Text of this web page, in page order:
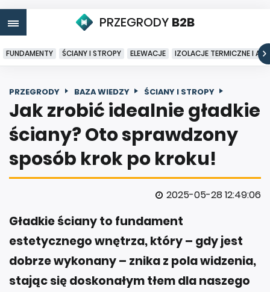
PRZEGRODY B2B
FUNDAMENTY ŚCIANY I STROPY ELEWACJE IZOLACJE TERMICZNE I
PRZEGRODY BAZA WIEDZY ŚCIANY I STROPY
Jak zrobić idealnie gładkie
ściany? Oto sprawdzony
sposób krok po kroku!
2025-05-28 12:49:06
Gładkie ściany to fundament
estetycznego wnętrza, który – gdy jest
dobrze wykonany – znika z pola widzenia,
stając się doskonałym tłem dla naszego